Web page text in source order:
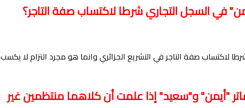
في السجل التجاري شرطا لاكتساب صفة التاجر؟
لاكتساب صفة التاجر في التشريع الجزائري وانما هو مجرد التزام لا يكسب
"أيمن" و"سعيد" إذا علمت أن كلاهما منتظمين غير